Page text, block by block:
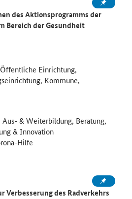
des Aktionsprogramms der
Bereich der Gesundheit
Einrichtung,
Kommune,
Aus- & Weiterbildung, Beratung,
& Innovation
Hilfe
Verbesserung des Radverkehrs